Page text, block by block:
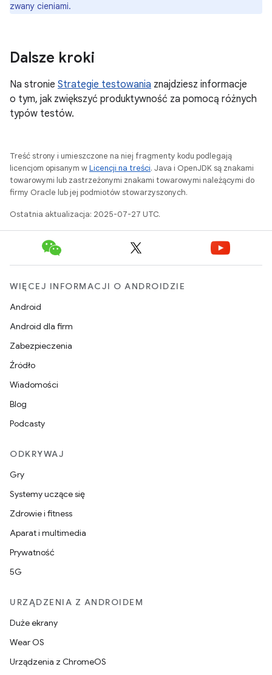
zwany cieniami.
Dalsze kroki
Na stronie Strategie testowania znajdziesz informacje
o tym, jak zwiększyć produktywność za pomocą różnych
typów testów.
Treść strony i umieszczone na niej fragmenty kodu podlegają
licencjom opisanym wLicencji na treści. Java i OpenJDK są znakami
towarowymi lub zastrzeżonymi znakami towarowymi należącymi do
firmy Oracle lub jej podmiotów stowarzyszonych.
Ostatnia aktualizacja: 2025-07-27 UTC.
WIĘCEJ INFORMACJI O ANDROIDZIE
Android
Android dla firm
Zabezpieczenia
Źródło
Wiadomości
Blog
Podcasty
ODKRYWAJ
Gry
Systemy uczące się
Zdrowie i fitness
Aparat i multimedia
Prywatność
5G
URZĄDZENIA Z ANDROIDEM
Duże ekrany
Wear OS
Urządzenia z ChromeOS